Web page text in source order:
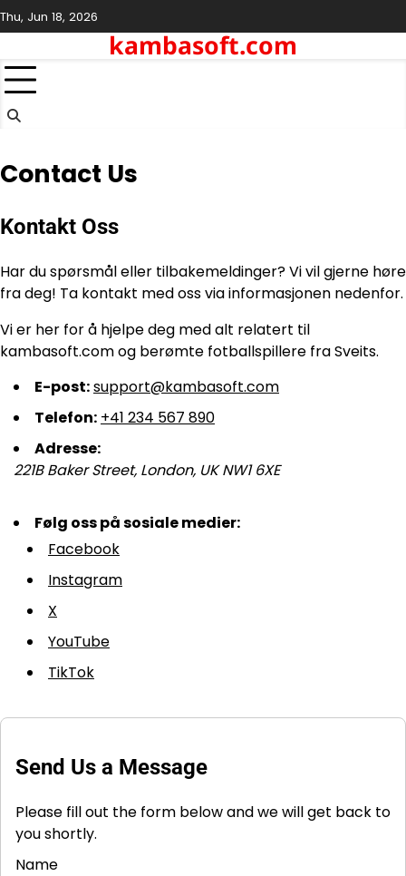
Skip
to
Thu, Jun 18, 2026
kambasoft.com
Contact Us
Kontakt Oss
Har du spørsmål eller tilbakemeldinger? Vi vil gjerne høre
fra deg! Ta kontakt med oss via informasjonen nedenfor.
Vi er her for å hjelpe deg med alt relatert til
kambasoft.com og berømte fotballspillere fra Sveits.
E-post:support@kambasoft.com
Telefon: +41 234 567 890
Adresse:
221B Baker Street, London, UK NW1 6XE
Følg oss på sosiale medier:
Facebook
Instagram
X
YouTube
TikTok
Send Us a Message
Please fill out the form below and we will get back to
you shortly.
Name